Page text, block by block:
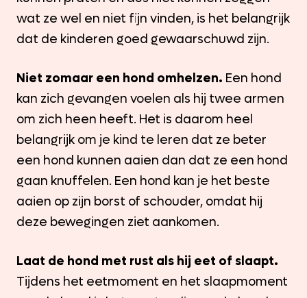
wat ze wel en niet fijn vinden, is het belangrijk
dat de kinderen goed gewaarschuwd zijn.
Niet zomaar een hond omhelzen. Een hond
kan zich gevangen voelen als hij twee armen
om zich heen heeft. Het is daarom heel
belangrijk om je kind te leren dat ze beter
een hond kunnen aaien dan dat ze een hond
gaan knuffelen. Een hond kan je het beste
aaien op zijn borst of schouder, omdat hij
deze bewegingen ziet aankomen.
Laat de hond met rust als hij eet of slaapt.
Tijdens het eetmoment en het slaapmoment